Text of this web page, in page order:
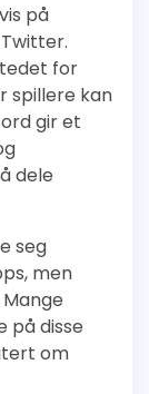
på
for
spillere kan
gir et
dele
seg
men
på disse
om